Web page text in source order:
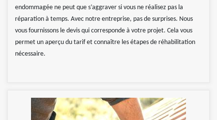
endommagée ne peut que s’aggraver si vous ne réalisez pas la
réparation à temps. Avec notre entreprise, pas de surprises. Nous
vous fournissons le devis qui corresponde à votre projet. Cela vous
permet un aperçu du tarif et connaître les étapes de réhabilitation
nécessaire.